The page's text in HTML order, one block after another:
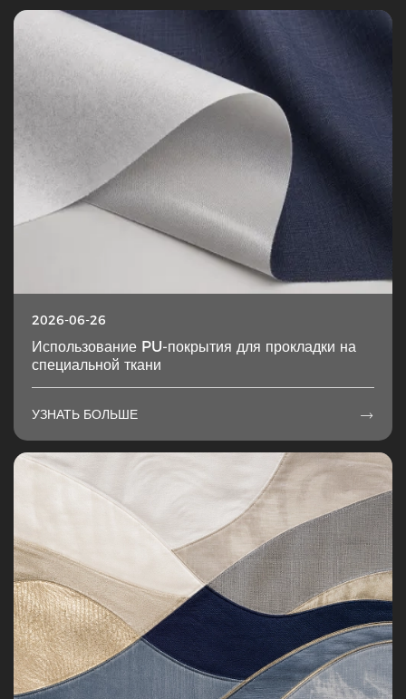
2026-06-26
Использование PU-покрытия для прокладки на
специальной ткани
УЗНАТЬ БОЛЬШЕ 